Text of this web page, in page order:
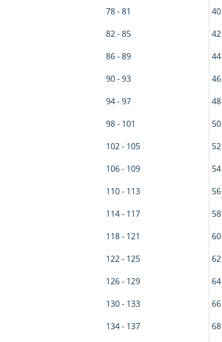
78 - 81 40
82 - 85
42
86 - 89
44
90 - 93
46
94 - 97
48
98 - 101
50
102 - 105
52
106 - 109
54
110 - 113
56
114 - 117
58
118 - 121
60
122 - 125
62
126 - 129
64
130 - 133
66
134 - 137
68